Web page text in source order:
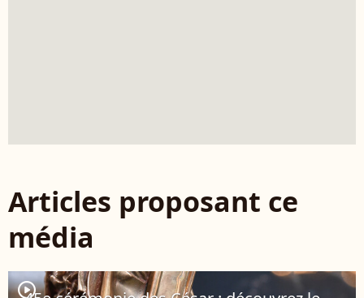
Articles proposant ce
média
player2